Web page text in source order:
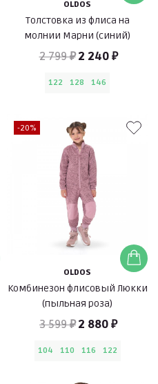
OLDOS
Толстовка из флиса на
молнии Марни (синий)
2 799 ₽ 2 240 ₽
122 128 146
-20%
OLDOS
Комбинезон флисовый Люкки
(пыльная роза)
3 599 ₽ 2 880 ₽
104 110 116 122